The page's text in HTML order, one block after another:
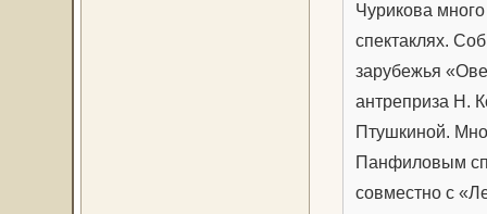
Чурикова
спектаклях.
зарубежья
антреприза Н.
Птушкиной.
Панфиловым
совместно с